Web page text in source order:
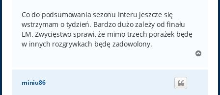
Co do podsumowania sezonu Interu jeszcze się
wstrzymam o tydzień. Bardzo dużo zależy od finału
LM. Zwycięstwo sprawi, że mimo trzech porażek będę
w innych rozgrywkach będę zadowolony.
g
miniu86